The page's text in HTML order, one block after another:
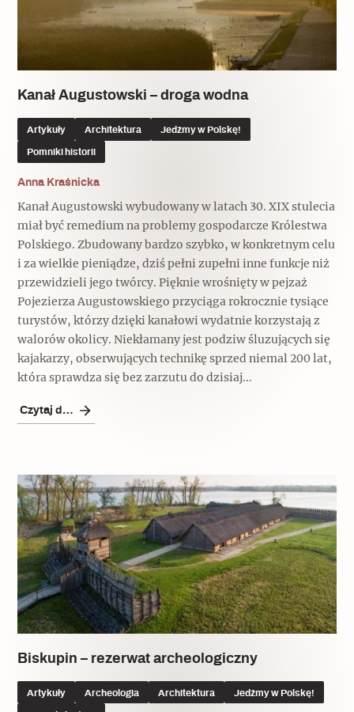
Kanał Augustowski – droga wodna
Artykuły Architektura Jedźmy w Polskę!
Pomniki historii
Anna Kraśnicka
Kanał Augustowski wybudowany w latach 30. XIX stulecia
miał być remedium na problemy gospodarcze Królestwa
Polskiego. Zbudowany bardzo szybko, w konkretnym celu
i za wielkie pieniądze, dziś pełni zupełni inne funkcje niż
przewidzieli jego twórcy. Pięknie wrośnięty w pejzaż
Pojezierza Augustowskiego przyciąga rokrocznie tysiące
turystów, którzy dzięki kanałowi wydatnie korzystają z
walorów okolicy. Niekłamany jest podziw śluzujących się
kajakarzy, obserwujących technikę sprzed niemal 200 lat,
która sprawdza się bez zarzutu do dzisiaj...
Czytaj dalej
Biskupin – rezerwat archeologiczny
Artykuły Archeologia Architektura Jedźmy w Polskę!